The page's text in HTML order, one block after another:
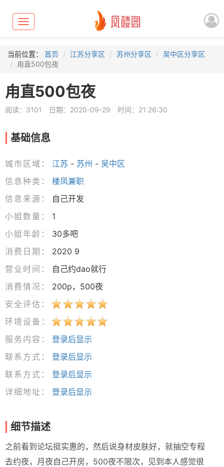
Toggle
navigation
当前位置： 首页 江苏分享区 苏州分享区
吴中区分享区
甪直500包夜
甪直500包夜
阅读：3101 日期：2020-09-29 时间：21:26:30
基础信息
城市区域： 江苏 - 苏州 - 吴中区
信息种类：
楼凤兼职
信息来源：
自己开发
小姐数量：
1
小姐年龄：
30多吧
消费日期：
2020 9
营业时间：
自己约dao就行
消费情况：
200p，500夜
安全评估：
环境设备：
服务内容：
登录后显示
联系方式：
登录后显示
联系方式：
登录后显示
详细地址：
登录后显示
细节描述
之前看到论坛挺实惠的，然后说身材皮肤好，就抽空专程
去约夜，月夜自己开房，500夜不限次，见到本人感觉很